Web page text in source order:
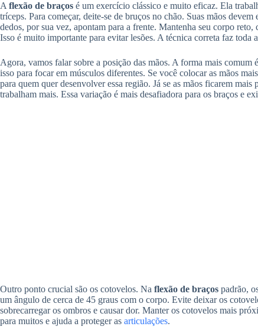
Aflexão de braços é um exercício clássico e muito eficaz. Ela
tríceps. Para começar, deite-se de bruços no chão. Suas mãos
dedos, por sua vez, apontam para a frente. Mantenha seu corpo
Isso é muito importante para evitar lesões. A técnica correta faz toda
Agora, vamos falar sobre a posição das mãos. A forma mais
isso para focar em músculos diferentes. Se você colocar as mãos
para quem quer desenvolver essa região. Já se as mãos ficarem
trabalham mais. Essa variação é mais desafiadora para os braços e
Outro ponto crucial são os cotovelos. Na flexão de braços padrão,
um ângulo de cerca de 45 graus com o corpo. Evite deixar os
sobrecarregar os ombros e causar dor. Manter os cotovelos mais
para muitos e ajuda a proteger as articulações.